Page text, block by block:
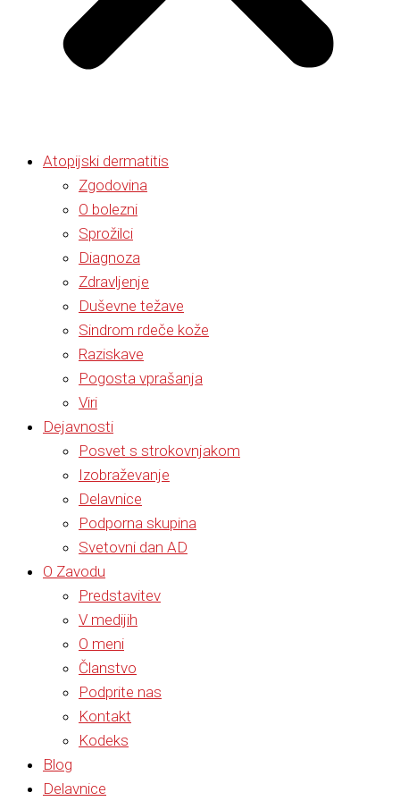
Atopijski dermatitis
Zgodovina
O bolezni
Sprožilci
Diagnoza
Zdravljenje
Duševne težave
Sindrom rdeče kože
Raziskave
Pogosta vprašanja
Viri
Dejavnosti
Posvet s strokovnjakom
Izobraževanje
Delavnice
Podporna skupina
Svetovni dan AD
O Zavodu
Predstavitev
V medijih
O meni
Članstvo
Podprite nas
Kontakt
Kodeks
Blog
Delavnice